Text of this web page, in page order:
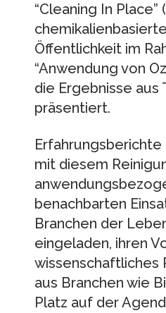
“Cleaning In
Öffentlichkeit im
“Anwendung von
die Ergebnisse aus
präsentiert.
mit diesem
benachbarten
Branchen der
eingeladen, ihren
wissenschaftliches
aus Branchen wie
Platz auf der